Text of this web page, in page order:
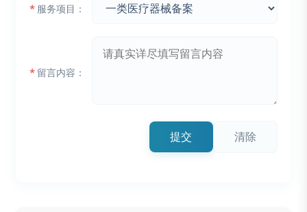
* 服务项目：
* 留言内容：
提交 清除